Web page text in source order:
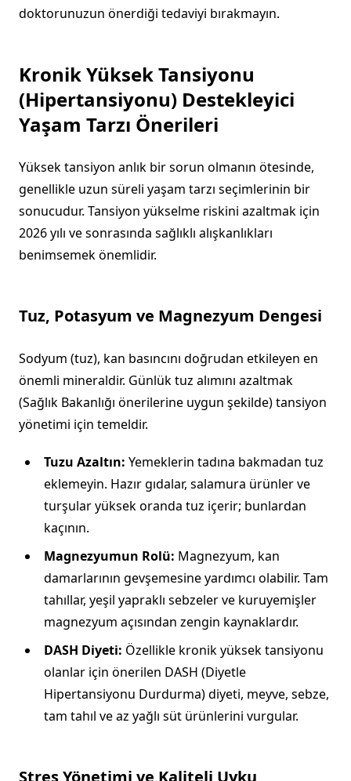
doktorunuzun önerdiği tedaviyi bırakmayın.
Kronik Yüksek Tansiyonu
(Hipertansiyonu) Destekleyici
Yaşam Tarzı Önerileri
Yüksek tansiyon anlık bir sorun olmanın ötesinde,
genellikle uzun süreli yaşam tarzı seçimlerinin bir
sonucudur. Tansiyon yükselme riskini azaltmak için
2026 yılı ve sonrasında sağlıklı alışkanlıkları
benimsemek önemlidir.
Tuz, Potasyum ve Magnezyum Dengesi
Sodyum (tuz), kan basıncını doğrudan etkileyen en
önemli mineraldir. Günlük tuz alımını azaltmak
(Sağlık Bakanlığı önerilerine uygun şekilde) tansiyon
yönetimi için temeldir.
Tuzu Azaltın: Yemeklerin tadına bakmadan tuz
eklemeyin. Hazır gıdalar, salamura ürünler ve
turşular yüksek oranda tuz içerir; bunlardan
kaçının.
Magnezyumun Rolü: Magnezyum, kan
damarlarının gevşemesine yardımcı olabilir. Tam
tahıllar, yeşil yapraklı sebzeler ve kuruyemişler
magnezyum açısından zengin kaynaklardır.
DASH Diyeti: Özellikle kronik yüksek tansiyonu
olanlar için önerilen DASH (Diyetle
Hipertansiyonu Durdurma) diyeti, meyve, sebze,
tam tahıl ve az yağlı süt ürünlerini vurgular.
Stres Yönetimi ve Kaliteli Uyku